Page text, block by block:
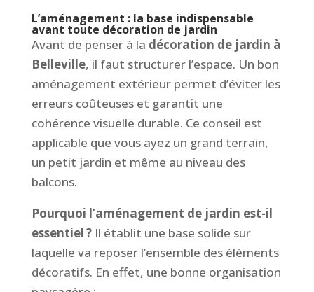
L’aménagement : la base indispensable
avant toute décoration de jardin
Avant de penser à la décoration de jardin à
Belleville, il faut structurer l’espace. Un bon
aménagement extérieur permet d’éviter les
erreurs coûteuses et garantit une
cohérence visuelle durable. Ce conseil est
applicable que vous ayez un grand terrain,
un petit jardin et même au niveau des
balcons.
Pourquoi l’aménagement de jardin est-il
essentiel ? Il établit une base solide sur
laquelle va reposer l’ensemble des éléments
décoratifs. En effet, une bonne organisation